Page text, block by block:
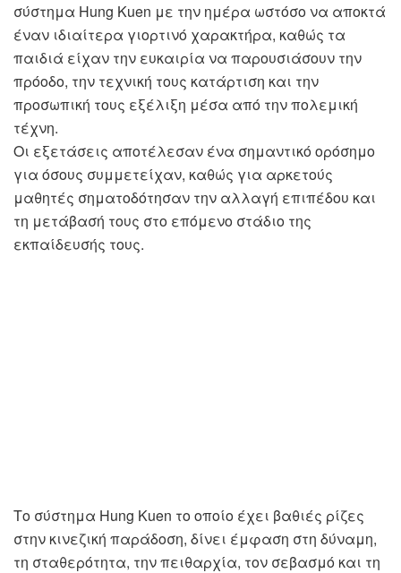
σύστημα Hung Kuen με την ημέρα ωστόσο να αποκτά
έναν ιδιαίτερα γιορτινό χαρακτήρα, καθώς τα
παιδιά είχαν την ευκαιρία να παρουσιάσουν την
πρόοδο, την τεχνική τους κατάρτιση και την
προσωπική τους εξέλιξη μέσα από την πολεμική
τέχνη.
Οι εξετάσεις αποτέλεσαν ένα σημαντικό ορόσημο
για όσους συμμετείχαν, καθώς για αρκετούς
μαθητές σηματοδότησαν την αλλαγή επιπέδου και
τη μετάβασή τους στο επόμενο στάδιο της
εκπαίδευσής τους.
Το σύστημα Hung Kuen το οποίο έχει βαθιές ρίζες
στην κινεζική παράδοση, δίνει έμφαση στη δύναμη,
τη σταθερότητα, την πειθαρχία, τον σεβασμό και τη